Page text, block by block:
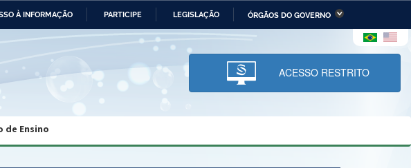
À INFORMAÇÃO PARTICIPE LEGISLAÇÃO ÓRGÃOS DO GOVERNO
Ministério da Economia Ministério da Infraestrutura
Ministério da Ciência,
Tecnologia, Inovações e
Comunicações
e dos Direitos Humanos
do Brasil Planalto
ACESSO RESTRITO
Ensino